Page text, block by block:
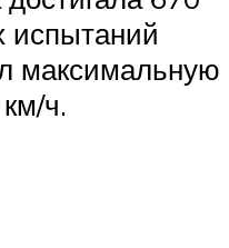
испытаний
максимальную
ч.